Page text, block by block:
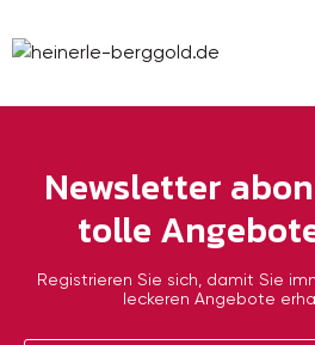
Newsletter
tolle
Registrieren Sie sich, damit Sie
leckeren Angebote